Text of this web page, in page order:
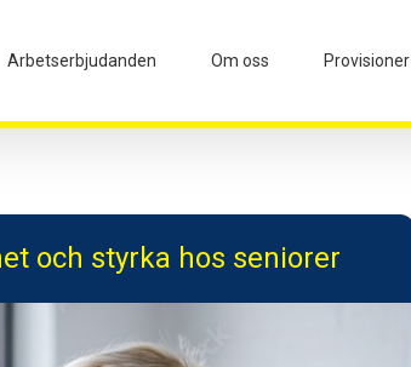
Arbetserbjudanden Om oss Provisioner
och styrka hos seniorer